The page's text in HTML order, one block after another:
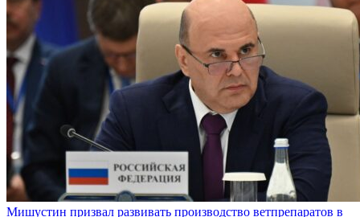
Мишустин призвал развивать производство ветпрепаратов в